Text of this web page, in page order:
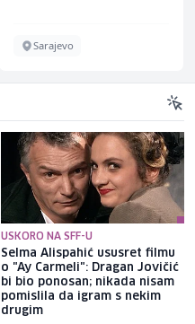
Sarajevo
USKORO NA SFF-U
Selma Alispahić ususret filmu
o "Ay Carmeli": Dragan Jovičić
bi bio ponosan; nikada nisam
pomislila da igram s nekim
drugim